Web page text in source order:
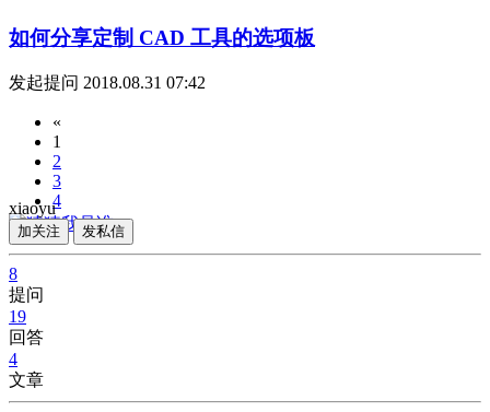
如何分享定制 CAD 工具的选项板
发起提问 2018.08.31 07:42
«
1
2
3
4
»
xiaoyu
加关注 发私信
8
提问
19
回答
4
文章